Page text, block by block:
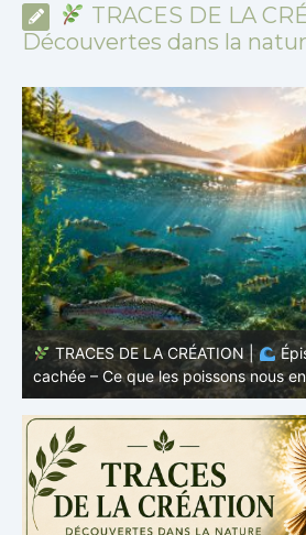
TRACES DE LA
Découvertes dans la
TRACES DE LA CRÉATION |
– Pourquoi les poissons restent des